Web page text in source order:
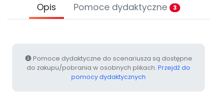
Opis Pomoce dydaktyczne 3
Pomoce dydaktyczne do scenariusza są dostępne
do zakupu/pobrania w osobnych plikach. Przejdź do
pomocy dydaktycznych